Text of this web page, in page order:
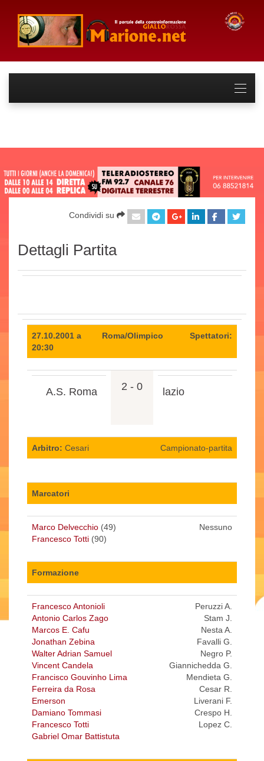
Condividi su
Dettagli Partita
27.10.2001 a
20:30
Roma/Olimpico Spettatori:
A.S. Roma 2 - 0 lazio
Arbitro: Cesari Campionato-partita
Marcatori
Marco Delvecchio (49)
Francesco Totti (90)
Nessuno
Formazione
Francesco Antonioli
Antonio Carlos Zago
Marcos E. Cafu
Jonathan Zebina
Walter Adrian Samuel
Vincent Candela
Francisco Gouvinho Lima
Ferreira da Rosa
Emerson
Damiano Tommasi
Francesco Totti
Gabriel Omar Battistuta
Peruzzi A.
Stam J.
Nesta A.
Favalli G.
Negro P.
Giannichedda G.
Mendieta G.
Cesar R.
Liverani F.
Crespo H.
Lopez C.